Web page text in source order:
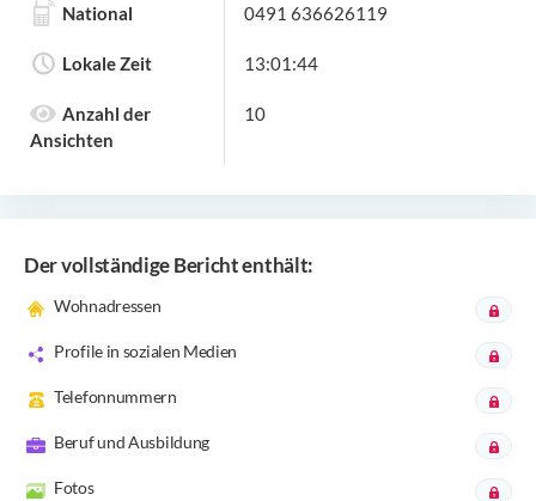
National 0491 636626119
Lokale Zeit 13:01:44
Anzahl der
Ansichten
10
Der vollständige Bericht enthält:
Wohnadressen
Profile in sozialen Medien
Telefonnummern
Beruf und Ausbildung
Fotos